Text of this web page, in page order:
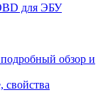
для ЭБУ
обзор и
свойства